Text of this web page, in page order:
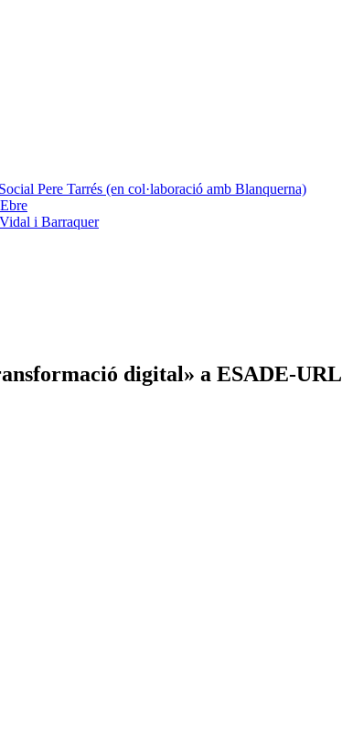
Pere Tarrés (en col·laboració amb Blanquerna)
i Barraquer
digital» a ESADE-URL